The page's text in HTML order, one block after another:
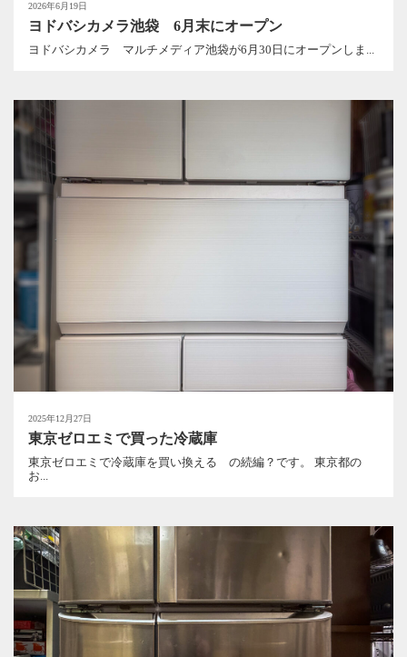
2026年6月19日
ヨドバシカメラ池袋 6月末にオープン
ヨドバシカメラ マルチメディア池袋が6月30日にオープンしま...
2025年12月27日
東京ゼロエミで買った冷蔵庫
東京ゼロエミで冷蔵庫を買い換える の続編？です。 東京都の
お...